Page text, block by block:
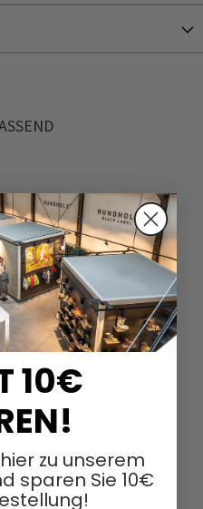
10€
zu unserem
sparen Sie 10€